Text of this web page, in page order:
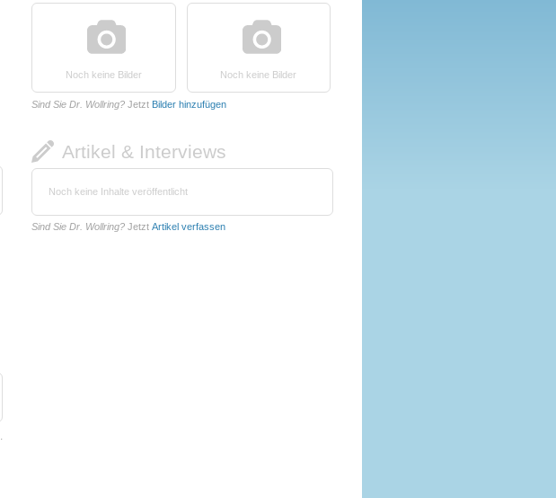
.
Noch keine Bilder Noch keine Bilder
Sind Sie Dr. Wollring? Jetzt Bilder hinzufügen
Artikel & Interviews
Noch keine Inhalte veröffentlicht
Sind Sie Dr. Wollring? Jetzt Artikel verfassen